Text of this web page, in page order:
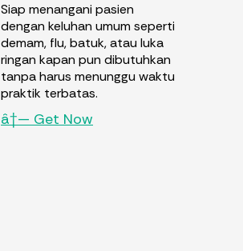
Siap menangani pasien
dengan keluhan umum seperti
demam, flu, batuk, atau luka
ringan kapan pun dibutuhkan
tanpa harus menunggu waktu
praktik terbatas.
â†— Get Now